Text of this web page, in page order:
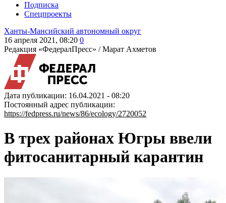
Подписка
Спецпроекты
Ханты-Мансийский автономный округ
16 апреля 2021, 08:20 0
Редакция «ФедералПресс» /Марат Ахметов
Дата публикации: 16.04.2021 - 08:20
Постоянный адрес публикации:
https://fedpress.ru/news/86/ecology/2720052
В трех районах Югры ввели
фитосанитарный карантин